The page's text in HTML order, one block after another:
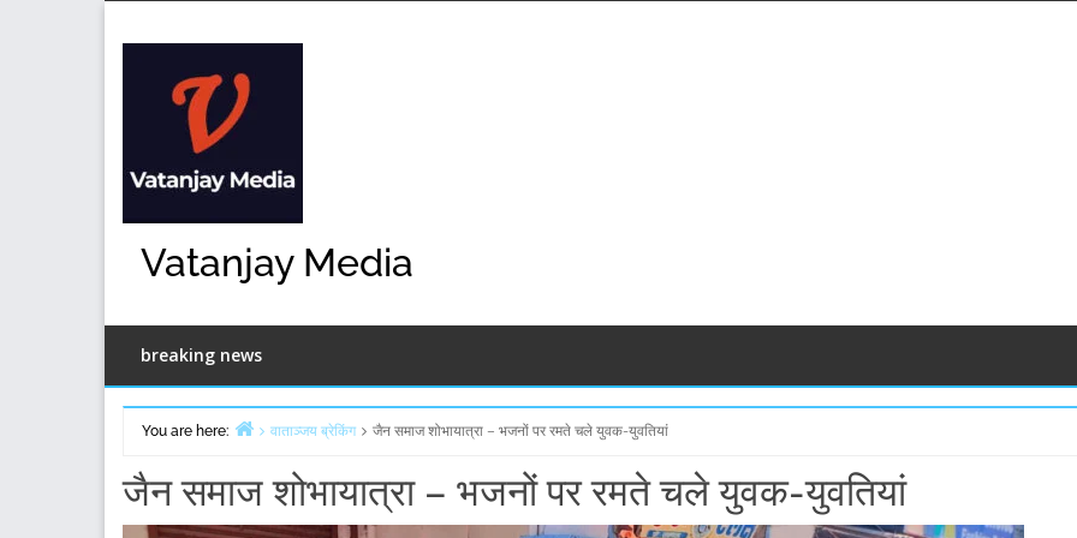
Vatanjay Media
breaking news
You are here:
वाताञ्जय ब्रेकिंग जैन समाज शोभायात्रा – भजनों पर रमते चले युवक-युवतियां
जैन समाज शोभायात्रा – भजनों पर रमते चले युवक-युवतियां